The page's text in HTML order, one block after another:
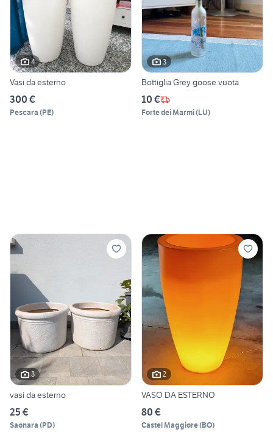
4
Vasi da esterno
300 €
Pescara (PE)
3
Bottiglia Grey goose vuota
10 €
Forte dei Marmi(LU)
3
vasi da esterno
25 €
Saonara (PD)
2
VASO DA ESTERNO
80 €
Castel Maggiore(BO)